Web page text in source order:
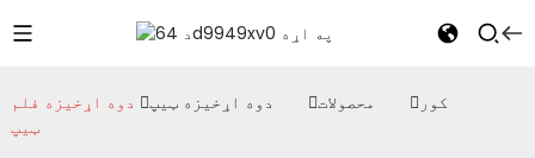
کور محصولات دوه اړخیزه ټیپ
دوه اړخیزه فلم
ټیپ